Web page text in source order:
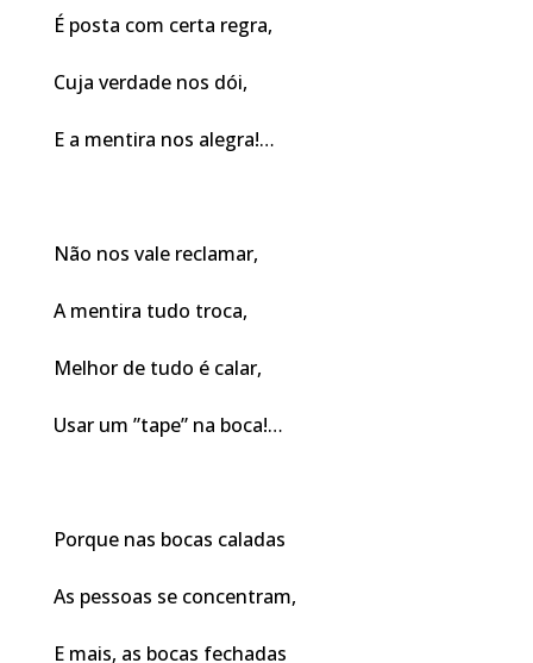
É posta com certa regra,
Cuja verdade nos dói,
E a mentira nos alegra!…
Não nos vale reclamar,
A mentira tudo troca,
Melhor de tudo é calar,
Usar um ”tape” na boca!…
Porque nas bocas caladas
As pessoas se concentram,
E mais, as bocas fechadas